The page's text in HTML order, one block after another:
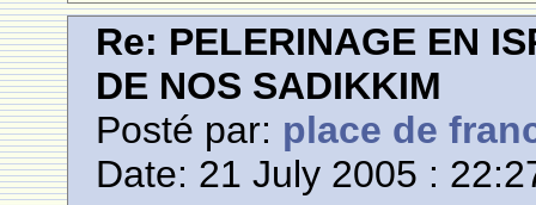
Re: PELERINAGE EN
DE NOS SADIKKIM
Posté par: place de
Date: 21 July 2005 :